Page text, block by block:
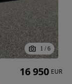
1 / 6
16 950 EUR